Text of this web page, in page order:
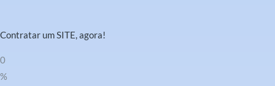
Contratar um SITE, agora!
0
%